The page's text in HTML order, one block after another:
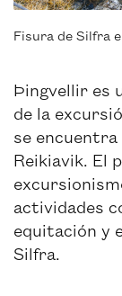
Fisura de Silfra
Þingvellir es
de la
se
Reikiavik. El
actividades
equitación y
Silfra.